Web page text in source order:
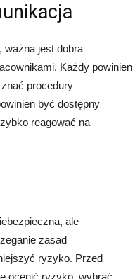
ważna jest dobra
Każdy powinien
procedury
być dostępny
reagować na
ale
zasad
ryzyko. Przed
ocenić ryzyko, wybrać